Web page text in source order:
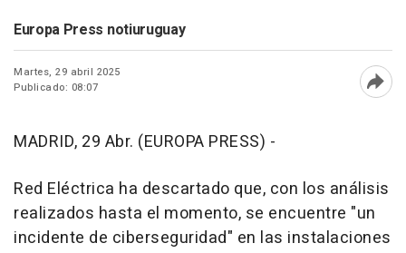
Europa Press notiuruguay
Martes, 29 abril 2025
Publicado: 08:07
MADRID, 29 Abr. (EUROPA PRESS) -
Red Eléctrica ha descartado que, con los análisis
realizados hasta el momento, se encuentre "un
incidente de ciberseguridad" en las instalaciones